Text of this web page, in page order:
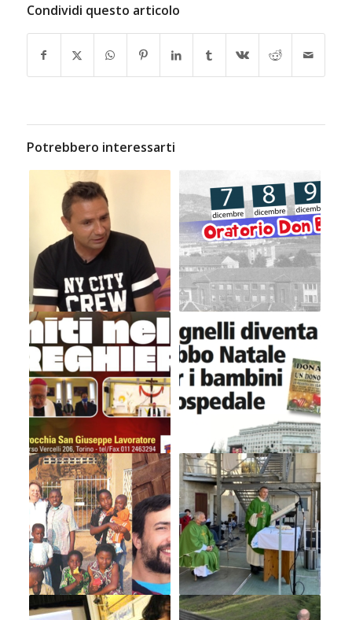
Condividi questo articolo
Potrebbero interessarti